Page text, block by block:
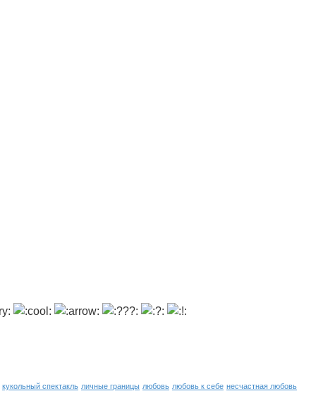
кукольный спектакль личные границы любовь любовь к себе несчастная любовь